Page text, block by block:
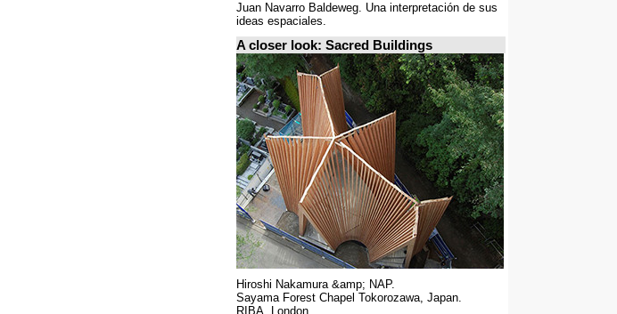
Juan Navarro Baldeweg. Una interpretación de sus
ideas espaciales.
A closer look: Sacred Buildings
Hiroshi Nakamura &amp; NAP.
Sayama Forest Chapel Tokorozawa, Japan.
RIBA, London.